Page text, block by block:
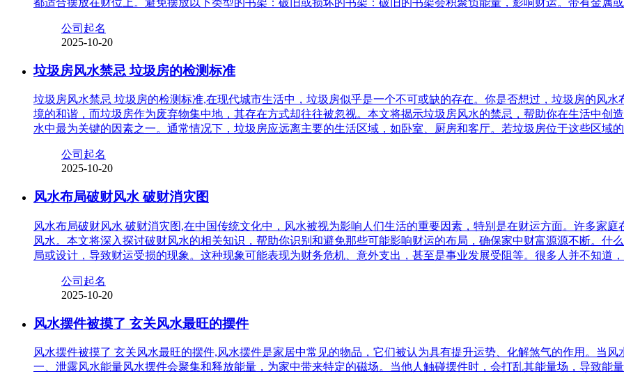
都适合摆放在财位上。避免摆放以下类型的书架：破旧或损坏的书架：破旧的书架会积聚负能量，影响财运。带有金属
公司起名
2025-10-20
垃圾房风水禁忌 垃圾房的检测标准
垃圾房风水禁忌 垃圾房的检测标准,在现代城市生活中，垃圾房似乎是一个不可或缺的存在。你是否想过，垃圾房的风
境的和谐，而垃圾房作为废弃物集中地，其存在方式却往往被忽视。本文将揭示垃圾房风水的禁忌，帮助你在生活中创
水中最为关键的因素之一。通常情况下，垃圾房应远离主要的生活区域，如卧室、厨房和客厅。若垃圾房位于这些区域
公司起名
2025-10-20
风水布局破财风水 破财消灾图
风水布局破财风水 破财消灾图,在中国传统文化中，风水被视为影响人们生活的重要因素，特别是在财运方面。许多家
风水。本文将深入探讨破财风水的相关知识，帮助你识别和避免那些可能影响财运的布局，确保家中财富源源不断。什
局或设计，导致财运受损的现象。这种现象可能表现为财务危机、意外支出，甚至是事业发展受阻等。很多人并不知道，
公司起名
2025-10-20
风水摆件被摸了 玄关风水最旺的摆件
风水摆件被摸了 玄关风水最旺的摆件,风水摆件是家居中常见的物品，它们被认为具有提升运势、化解煞气的作用。当
一、泄露风水能量风水摆件会聚集和释放能量，为家中带来特定的磁场。当他人触碰摆件时，会打乱其能量场，导致能